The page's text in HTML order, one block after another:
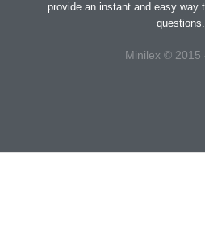
provide an instant and easy way
questions.
Minilex © 2015